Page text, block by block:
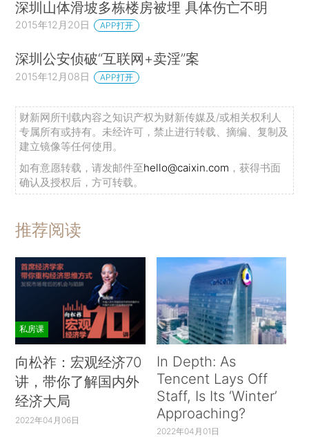
深圳山体滑坡多栋楼房被埋 具体伤亡不明
2015年12月20日 APP打开
深圳公安侦破“互联网+卖淫”案
2015年12月08日 APP打开
财新网所刊载内容之知识产权为财新传媒及/或相关权利人
专属所有或持有。未经许可，禁止进行转载、摘编、复制及
建立镜像等任何使用。
如有意愿转载，请发邮件至hello@caixin.com ，获得书面
确认及授权后，方可转载。
推荐阅读
私房课
向松祚：宏观经济70
讲，带你了解国内外
经济大局
2022年04月06日
In Depth: As
Tencent Lays Off
Staff, Is Its ‘Winter’
Approaching?
2022年04月01日